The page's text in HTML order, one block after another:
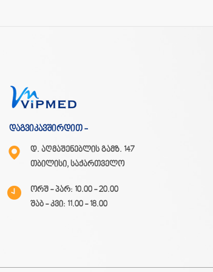
დაგვიკავშირდით -
დ. აღმაშენებლის გამზ. 147
თბილისი, საქართველო
ორშ - პარ: 10.00 - 20.00
შაბ - კვი: 11.00 - 18.00